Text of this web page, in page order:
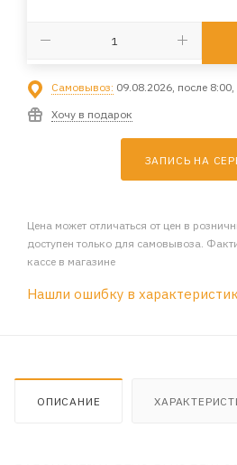
Самовывоз: 09.08.2026, после
Хочу в подарок
ЗАПИСЬ НА
Цена может отличаться от цен в
доступен только для самовывоза.
кассе в магазине
Нашли ошибку в
ОПИСАНИЕ